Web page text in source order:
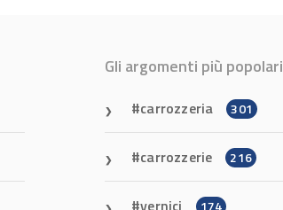
Gli argomenti più popolari
carrozzeria 301
carrozzerie 216
174